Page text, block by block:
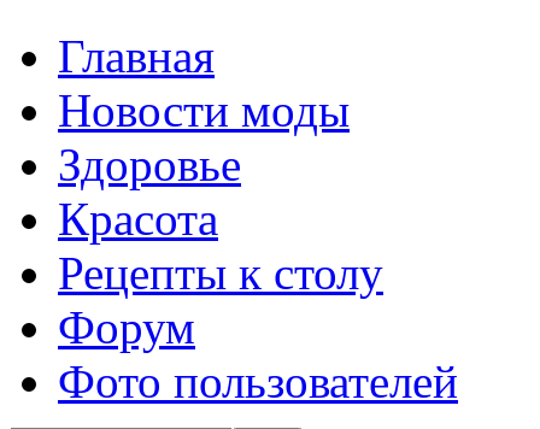
Главная
Новости моды
Здоровье
Красота
Рецепты к столу
Форум
Фото пользователей